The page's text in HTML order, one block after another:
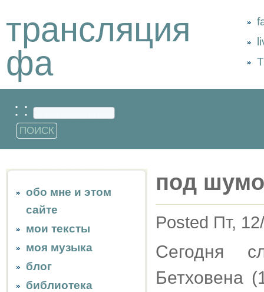
трансляция
фа
: :
обо мне и этом
сайте
мои тексты
моя музыка
блог
библиотека
под
Posted Пт,
Сегодня
Бетховена